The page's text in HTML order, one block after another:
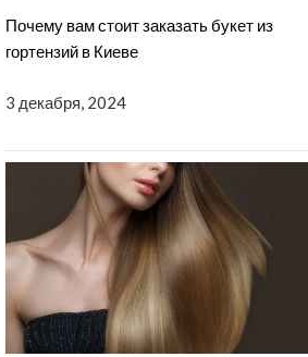
Почему вам стоит заказать букет из
гортензий в Киеве
3 декабря, 2024